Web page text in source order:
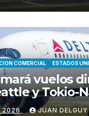
COMERCIAL ESTADOS
vuelos
y Tokio-
de 2027
2026 JUAN DELGUY